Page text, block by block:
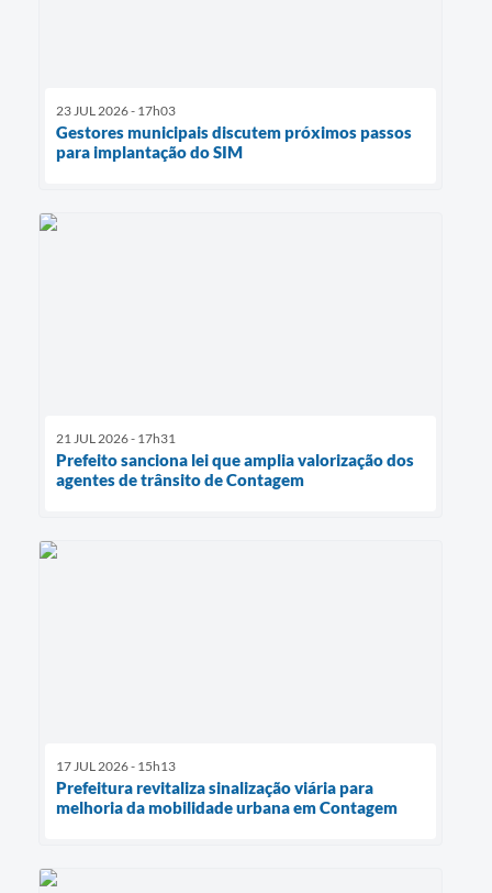
23 JUL 2026 - 17h03
Gestores municipais discutem próximos passos
para implantação do SIM
21 JUL 2026 - 17h31
Prefeito sanciona lei que amplia valorização dos
agentes de trânsito de Contagem
17 JUL 2026 - 15h13
Prefeitura revitaliza sinalização viária para
melhoria da mobilidade urbana em Contagem